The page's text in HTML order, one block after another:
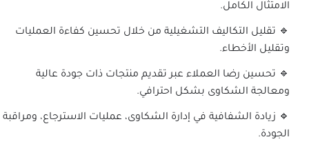
تحسين جودة المنتجات الطبية
وفقًا للمعايير الدولية.
تحفيز الموظفين وتعريفهم بالأدوار والمسؤوليات
الامتثال الكامل.
من خلال تحسين كفاءة العمليات
وتقليل الأخطاء.
الامتثال الكامل.
🔹 تقليل التكاليف التشغيلية من خلال تحسين كفاءة العمليات
وتقليل الأخطاء.
🔹 تحسين رضا العملاء عبر تقديم منتجات ذات جودة عالية
ومعالجة الشكاوى بشكل احترافي.
🔹 زيادة الشفافية في إدارة الشكاوى، عمليات الاسترجاع، ومراقبة
الجودة.